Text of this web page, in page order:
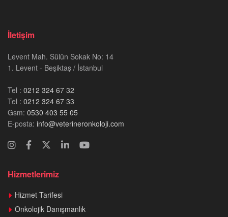
İletişim
Levent Mah. Sülün Sokak No: 14
1. Levent - Beşiktaş / İstanbul
Tel : 0212 324 67 32
Tel : 0212 324 67 33
Gsm: 0530 403 55 05
E-posta: info@veterineronkoloji.com
Hizmetlerimiz
Hizmet Tarifesi
Onkolojik Danışmanlık